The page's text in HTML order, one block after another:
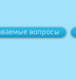
вопросы